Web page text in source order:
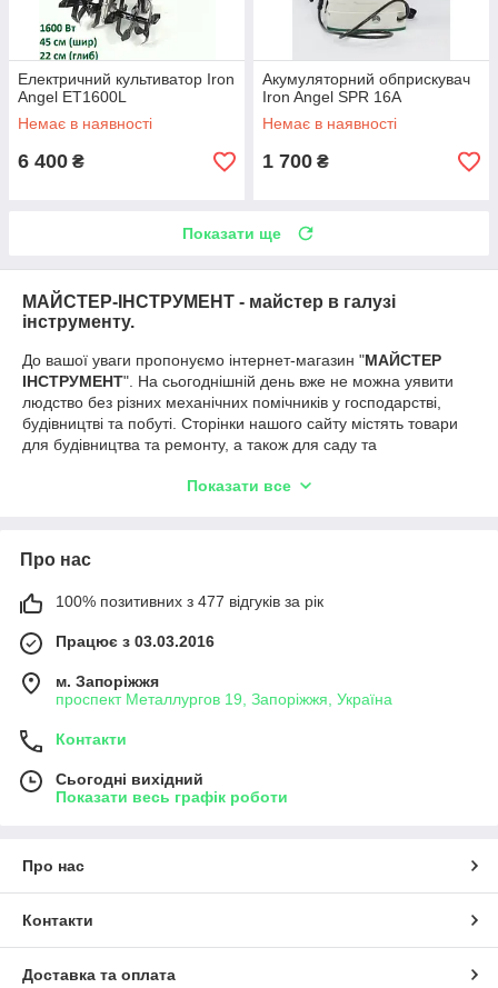
Електричний культиватор Iron
Angel ЕТ1600L
Немає в наявності
6 400 ₴
Акумуляторний обприскувач
Iron Angel SPR 16A
Немає в наявності
1 700 ₴
Показати ще
МАЙСТЕР-ІНСТРУМЕНТ - майстер в галузі
інструменту.
До вашої уваги пропонуємо інтернет-магазин "МАЙСТЕР
ІНСТРУМЕНТ". На сьогоднішній день вже не можна уявити
людство без різних механічних помічників у господарстві,
будівництві та побуті. Сторінки нашого сайту містять товари
для будівництва та ремонту, а також для саду та
обладнання, бетономішалок та насосів Вас приємно
"МАЙСТЕР ІНСТРУМЕНТ
асортименту каталогу, а також надає післягарантійне
обслуговування.
конкурентоспроможним на ринку. Електрообприскувачі,
типами та класами використання. На ринку товарів та послуг
інтернет-магазин "МАЙСТЕР ІНСТРУМЕНТ" вже більше 5
років, і тому асортимент товарів відрізняється за класом
інструментів, якості товару, а також величезною кількістю
новинок та покращених товарів.
Показати все
Про нас
100% позитивних з 477 відгуків за рік
Працює з 03.03.2016
м. Запоріжжя
проспект Металлургов 19, Запоріжжя, Україна
Контакти
Сьогодні вихідний
Показати весь графік роботи
Про нас
Контакти
Доставка та оплата